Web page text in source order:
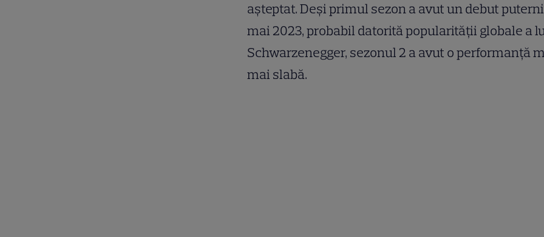
așteptat. Deși primul sezon a avut un debut
mai 2023, probabil datorită popularității globale a
Schwarzenegger, sezonul 2 a avut o performanță
mai slabă.